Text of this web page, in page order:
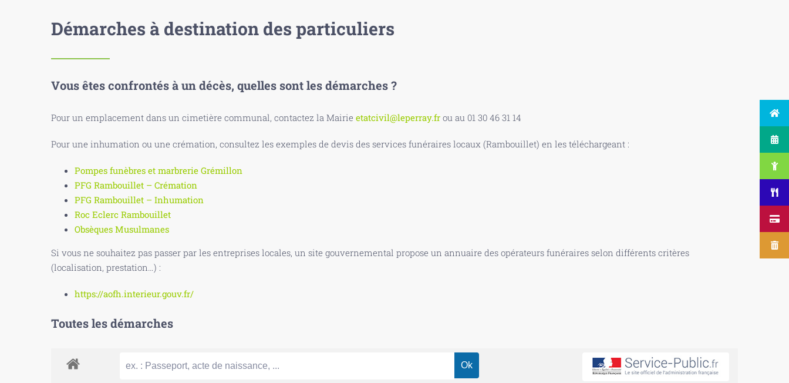
Démarches à destination des particuliers
Vous êtes confrontés à un décès, quelles sont les démarches ?
Pour un emplacement dans un cimetière communal, contactez la Mairie etatcivil@leperray.fr ou au 01 30 46 31 14
Pour une inhumation ou une crémation, consultez les exemples de devis des services funéraires locaux (Rambouillet) en les téléchargeant :
Pompes funèbres et marbrerie Grémillon
PFG Rambouillet – Crémation
PFG Rambouillet – Inhumation
Roc Eclerc Rambouillet
Obsèques Musulmanes
Si vous ne souhaitez pas passer par les entreprises locales, un site gouvernemental propose un annuaire des opérateurs funéraires selon différents critères
(localisation, prestation…) :
https://aofh.interieur.gouv.fr/
Toutes les démarches